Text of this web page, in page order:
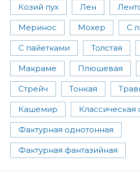
Козий пух Лен
Меринос Мохер С
С пайетками Толстая
Макраме Плюшевая
Стрейч Тонкая
Кашемир Классическая
Фактурная однотонная
Фактурная фантазийная